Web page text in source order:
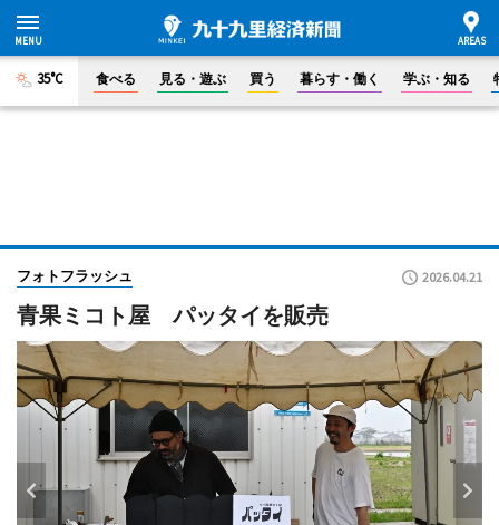
35°C 食べる 見る・遊ぶ 買う 暮らす・働く 学ぶ・知る
フォトフラッシュ 2026.04.21
青果ミコト屋 パッタイを販売